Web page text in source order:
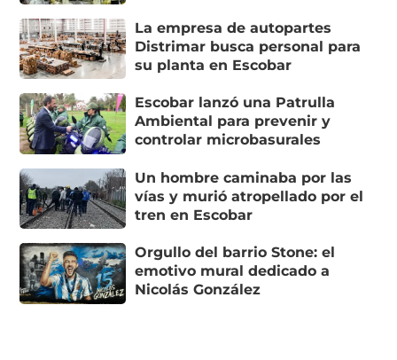
La empresa de autopartes
Distrimar busca personal para
su planta en Escobar
Escobar lanzó una Patrulla
Ambiental para prevenir y
controlar microbasurales
Un hombre caminaba por las
vías y murió atropellado por el
tren en Escobar
Orgullo del barrio Stone: el
emotivo mural dedicado a
Nicolás González